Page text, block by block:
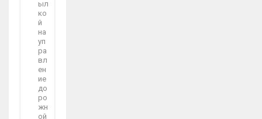
ыл
ко
й
на
уп
ра
вл
ен
ие
до
ро
жн
ой